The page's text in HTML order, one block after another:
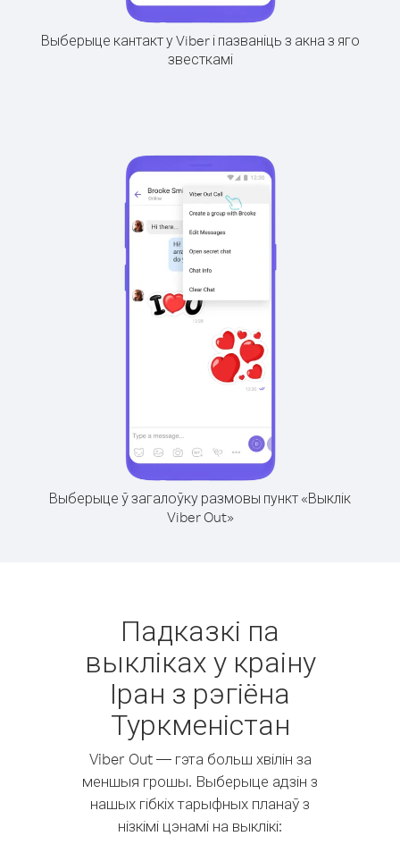
Выберыце кантакт у Viber і пазваніць з акна з яго
звесткамі
Выберыце ў загалоўку размовы пункт «Выклік
Viber Out»
Падказкі па
выкліках у краіну
Іран з рэгіёна
Туркменістан
Viber Out — гэта больш хвілін за
меншыя грошы. Выберыце адзін з
нашых гібкіх тарыфных планаў з
нізкімі цэнамі на выклікі: